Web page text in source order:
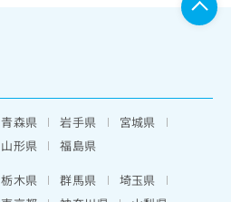
青森県 岩手県
宮城県
山形県
福島県
栃木県 群馬県
埼玉県